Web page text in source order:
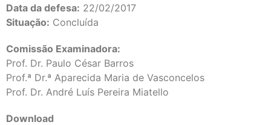
Data da defesa: 22/02/2017
Situação: Concluída
Comissão Examinadora:
Prof. Dr. Paulo César Barros
Prof.ª Dr.ª Aparecida Maria de Vasconcelos
Prof. Dr. André Luís Pereira Miatello
Download